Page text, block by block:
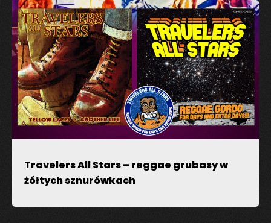
Travelers All Stars – reggae grubasy w
żółtych sznurówkach